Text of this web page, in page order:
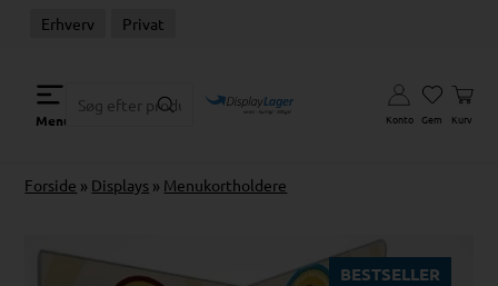
Erhverv Privat
Menu Konto Gem Kurv
Forside » Displays » Menukortholdere
BESTSELLER